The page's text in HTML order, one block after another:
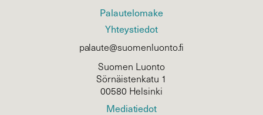
Palautelomake
Yhteystiedot
palaute@suomenluonto.fi
Suomen Luonto
Sörnäistenkatu 1
00580 Helsinki
Mediatiedot